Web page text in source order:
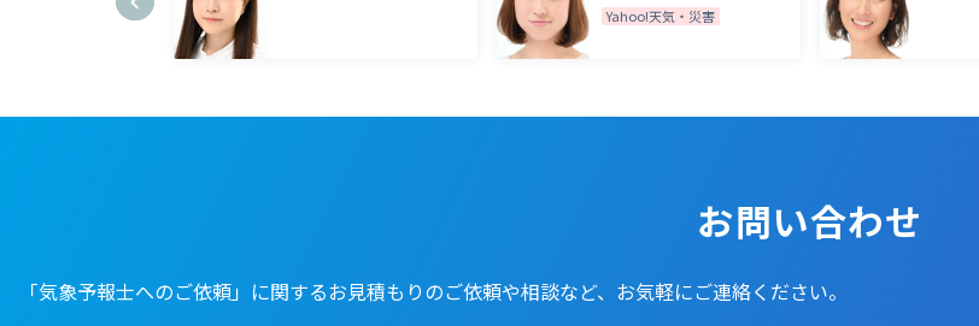
Yahoo!天気・災害
お問い合わせ
「気象予報士へのご依頼」に関するお見積もりのご依頼や相談など、お気軽にご連絡ください。